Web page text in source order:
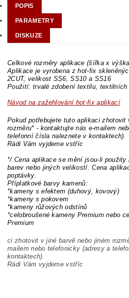
POPIS
PARAMETRY
DISKUZE
Celkové rozměry aplikace (šířka x
Aplikace je vyrobena z hot-fix
2CUT, velikost SS6, SS10 a SS16
Použití: trvalé zdobení textilu, textilních
Návod na zažehlování hot-fix aplikací
Pokud potřebujete tuto aplikaci zhotovit
rozměru* - kontaktujte nás e-mailem
telefonní čísla naleznete v kontaktech).
Rádi Vám vyjdeme vstříc
*/ Cena aplikace se mění jsou-li
barev nebo jiných velikostí. Cena
poptávky.
Příplatkové barvy kamenů:
*kameny s efektem (duhový, kovový)
*kameny s pokovem
*kameny růžových odstínů
*celobroušené kameny Premium nebo
Premium
ci zhotovit v jiné barvě nebo jiném
mailem nebo telefonicky (adresy a
kontaktech).
Rádi Vám vyjdeme vstříc